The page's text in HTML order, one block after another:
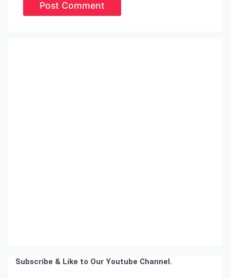
Subscribe & Like to Our Youtube Channel.